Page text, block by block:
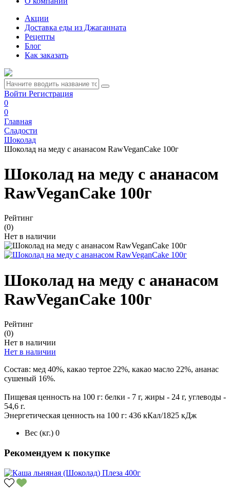
Акции
Доставка еды из Джаганната
Рецепты
Блог
Как заказать
Войти Регистрация
0
0
Главная
Сладости
Шоколад
Шоколад на меду с ананасом RawVeganCake 100г
Шоколад на меду с ананасом
RawVeganCake 100г
Рейтинг
(0)
Нет в наличии
Шоколад на меду с ананасом
RawVeganCake 100г
Рейтинг
(0)
Нет в наличии
Нет в наличии
Состав: мед 40%, какао тертое 22%, какао масло 22%, ананас
сушеный 16%.
Пищевая ценность на 100 г: белки - 7 г, жиры - 24 г, углеводы -
54,6 г.
Энергетическая ценность на 100 г: 436 кКал/1825 кДж
Вес (кг.) 0
Рекомендуем к покупке